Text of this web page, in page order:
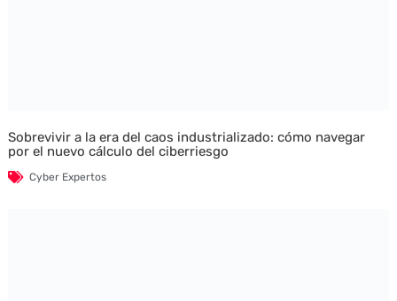
Sobrevivir a la era del caos industrializado: cómo navegar
por el nuevo cálculo del ciberriesgo
Cyber Expertos